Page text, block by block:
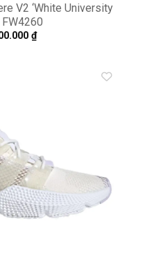
V2 ‘White University
FW4260
₫